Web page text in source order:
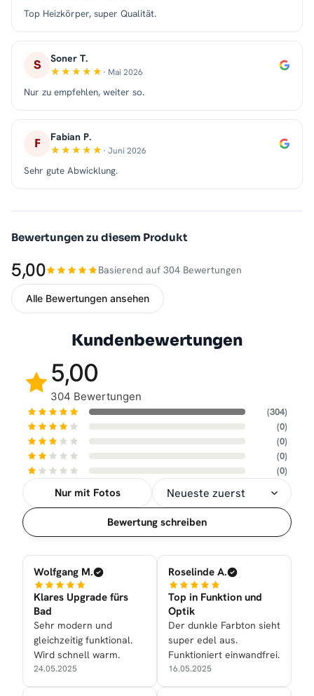
Top Heizkörper, super Qualität.
S Soner T.
· Mai 2026
Nur zu empfehlen, weiter so.
F Fabian P.
· Juni 2026
Sehr gute Abwicklung.
Bewertungen zu diesem Produkt
5,00 Basierend auf 304 Bewertungen
Alle Bewertungen ansehen
Kundenbewertungen
5,00
304 Bewertungen
(304)
(0)
(0)
(0)
(0)
Nur mit Fotos
Sortierung
Bewertung schreiben
Wolfgang M.
Klares Upgrade fürs
Bad
Sehr modern und
gleichzeitig funktional.
Wird schnell warm.
24.05.2025
Roselinde A.
Top in Funktion und
Optik
Der dunkle Farbton sieht
super edel aus.
Funktioniert einwandfrei.
16.05.2025